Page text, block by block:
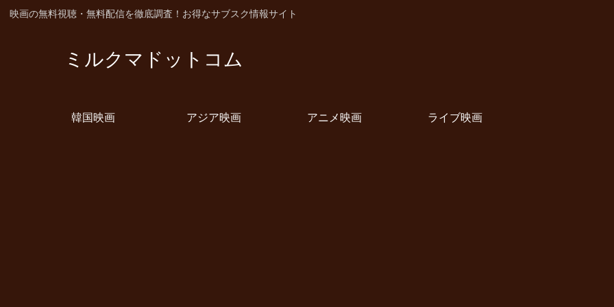
映画の無料視聴・無料配信を徹底調査！お得なサブスク情報サイト
ミルクマドットコム
韓国映画 アジア映画 アニメ映画 ライブ映画